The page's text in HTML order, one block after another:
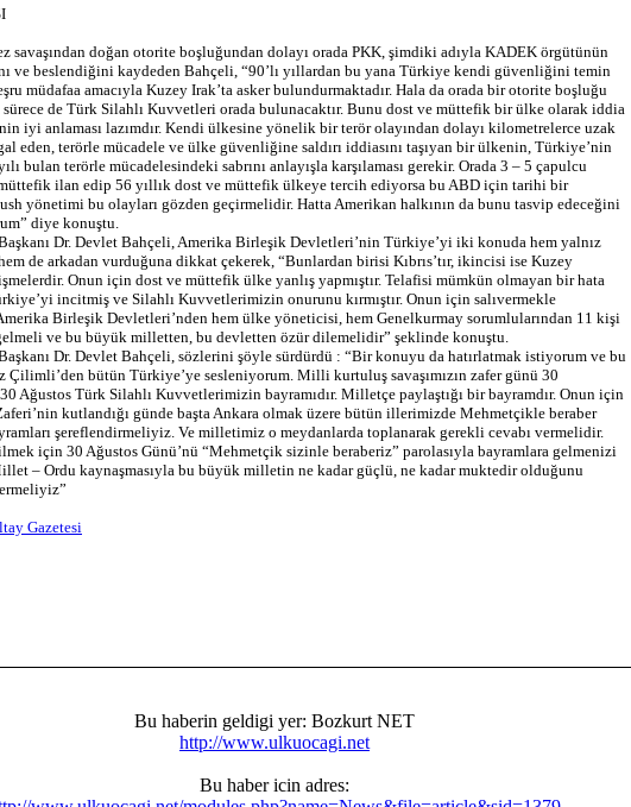
savaşından doğan otorite boşluğundan dolayı orada PKK, şimdiki adıyla KADEK örgütünün
ve beslendiğini kaydeden Bahçeli, “90’lı yıllardan bu yana Türkiye kendi güvenliğini temin
müdafaa amacıyla Kuzey Irak’ta asker bulundurmaktadır. Hala da orada bir otorite boşluğu
de Türk Silahlı Kuvvetleri orada bulunacaktır. Bunu dost ve müttefik bir ülke olarak iddia
iyi anlaması lazımdır. Kendi ülkesine yönelik bir terör olayından dolayı kilometrelerce uzak
eden, terörle mücadele ve ülke güvenliğine saldırı iddiasını taşıyan bir ülkenin, Türkiye’nin
bulan terörle mücadelesindeki sabrını anlayışla karşılaması gerekir. Orada 3 – 5 çapulcu
ilan edip 56 yıllık dost ve müttefik ülkeye tercih ediyorsa bu ABD için tarihi bir
yönetimi bu olayları gözden geçirmelidir. Hatta Amerikan halkının da bunu tasvip edeceğini
diye konuştu.
Dr. Devlet Bahçeli, Amerika Birleşik Devletleri’nin Türkiye’yi iki konuda hem yalnız
hem de arkadan vurduğuna dikkat çekerek, “Bunlardan birisi Kıbrıs’tır, ikincisi ise Kuzey
Onun için dost ve müttefik ülke yanlış yapmıştır. Telafisi mümkün olmayan bir hata
incitmiş ve Silahlı Kuvvetlerimizin onurunu kırmıştır. Onun için salıvermekle
Birleşik Devletleri’nden hem ülke yöneticisi, hem Genelkurmay sorumlularından 11 kişi
ve bu büyük milletten, bu devletten özür dilemelidir” şeklinde konuştu.
Dr. Devlet Bahçeli, sözlerini şöyle sürdürdü : “Bir konuyu da hatırlatmak istiyorum ve bu
Çilimli’den bütün Türkiye’ye sesleniyorum. Milli kurtuluş savaşımızın zafer günü 30
Ağustos Türk Silahlı Kuvvetlerimizin bayramıdır. Milletçe paylaştığı bir bayramdır. Onun için
kutlandığı günde başta Ankara olmak üzere bütün illerimizde Mehmetçikle beraber
şereflendirmeliyiz. Ve milletimiz o meydanlarda toplanarak gerekli cevabı vermelidir.
için 30 Ağustos Günü’nü “Mehmetçik sizinle beraberiz” parolasıyla bayramlara gelmenizi
– Ordu kaynaşmasıyla bu büyük milletin ne kadar güçlü, ne kadar muktedir olduğunu
Gazetesi
Bu haberin geldigi yer: Bozkurt NET
http://www.ulkuocagi.net
Bu haber icin adres: